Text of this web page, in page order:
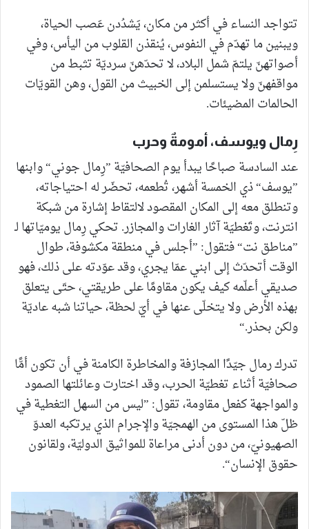
تتواجد النساء في أكثر من مكان، يَشدُدن عَصب الحياة،
ويبنين ما تهدّم في النفوس، يُنقذن القلوب من اليأس، وفي
أصواتهنّ يلتمّ شمل البلاد، لا تحدّهنّ سرديّة تثبط من
مواقفهنّ ولا يستسلمن إلى الخبيث من القول، وهن القويّات
الحالمات المضيئات.
رِمال ويوسف، أمومةٌ وحرب
عند السادسة صباحًا يبدأ يوم الصحافيّة ”رِمال جوني“ وابنها
”يوسف“ ذي الخمسة أشهر، تُطعمه، تحضّر له احتياجاته،
وتنطلق معه إلى المكان المقصود لالتقاط إشارة من شبكة
انترنت، وتَغطيَة آثار الغارات والمجازر. تحكي رِمال يوميّاتها لـ
”مناطق نت“ فتقول: ”أجلس في منطقة مكشوفة، طوال
الوقت أتحدّث إلى ابني عمّا يجري، وقد عوّدته على ذلك، فهو
صديقي أعلّمه كيف يكون مقاومًا على طريقتي، حتّى يتعلق
بهذه الأرض ولا يتخلّى عنها في أيّ لحظة، حياتنا شبه عاديّة
ولكن بحذر.“
تدرك رمال جيّدًا المجازفة والمخاطرة الكامنة في أن تكون أمًّا
صحافيّة أثناء تغطيّة الحرب، وقد اختارت وعائلتها الصمود
والمواجهة كفعل مقاومة، تقول: ”ليس من السهل التغطية في
ظلّ هذا المستوى من الهمجيّة والإجرام الذي يرتكبه العدوّ
الصهيونيّ، من دون أدنى مراعاة للمواثيق الدوليّة، ولقانون
حقوق الإنسان“.